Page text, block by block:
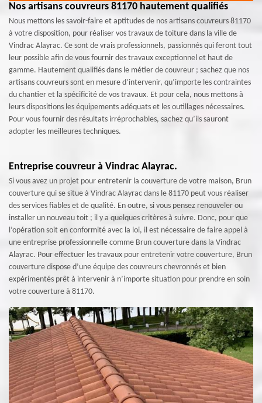
Nos artisans couvreurs 81170 hautement qualifiés
Nous mettons les savoir-faire et aptitudes de nos artisans couvreurs 81170
à votre disposition, pour réaliser vos travaux de toiture dans la ville de
Vindrac Alayrac. Ce sont de vrais professionnels, passionnés qui feront tout
leur possible afin de vous fournir des travaux exceptionnel et haut de
gamme. Hautement qualifiés dans le métier de couvreur ; sachez que nos
artisans couvreurs sont en mesure d’intervenir, qu’importe les contraintes
du chantier et la spécificité de vos travaux. Et pour cela, nous mettons à
leurs dispositions les équipements adéquats et les outillages nécessaires.
Pour vous fournir des résultats irréprochables, sachez qu’ils sauront
adopter les meilleures techniques.
Entreprise couvreur à Vindrac Alayrac.
Si vous avez un projet pour entretenir la couverture de votre maison, Brun
couverture qui se situe à Vindrac Alayrac dans le 81170 peut vous réaliser
des services fiables et de qualité. En outre, si vous pensez renouveler ou
installer un nouveau toit ; il y a quelques critères à suivre. Donc, pour que
l’opération soit en conformité avec la loi, il est nécessaire de faire appel à
une entreprise professionnelle comme Brun couverture dans la Vindrac
Alayrac. Pour effectuer les travaux pour entretenir votre couverture, Brun
couverture dispose d’une équipe des couvreurs chevronnés et bien
expérimentés prêt à intervenir à n’importe situation pour prendre en soin
votre couverture à 81170.